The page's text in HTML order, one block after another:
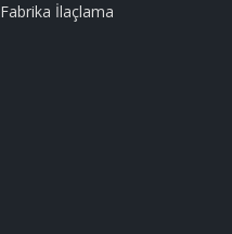
Fabrika İlaçlama